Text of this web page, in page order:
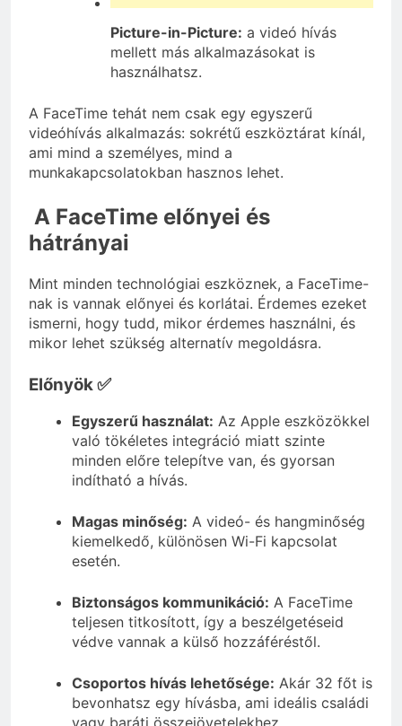
Picture-in-Picture: a videó hívás
mellett más alkalmazásokat is
használhatsz.
A FaceTime tehát nem csak egy egyszerű
videóhívás alkalmazás: sokrétű eszköztárat kínál,
ami mind a személyes, mind a
munkakapcsolatokban hasznos lehet.
A FaceTime előnyei és
hátrányai
Mint minden technológiai eszköznek, a FaceTime-
nak is vannak előnyei és korlátai. Érdemes ezeket
ismerni, hogy tudd, mikor érdemes használni, és
mikor lehet szükség alternatív megoldásra.
Előnyök ✅
Egyszerű használat: Az Apple eszközökkel
való tökéletes integráció miatt szinte
minden előre telepítve van, és gyorsan
indítható a hívás.
Magas minőség: A videó- és hangminőség
kiemelkedő, különösen Wi-Fi kapcsolat
esetén.
Biztonságos kommunikáció: A FaceTime
teljesen titkosított, így a beszélgetéseid
védve vannak a külső hozzáféréstől.
Csoportos hívás lehetősége: Akár 32 főt is
bevonhatsz egy hívásba, ami ideális családi